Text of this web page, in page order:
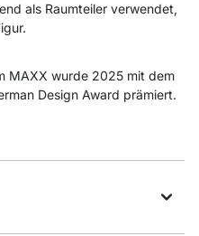
als Raumteiler verwendet,
MAXX wurde 2025 mit dem
Design Award prämiert.